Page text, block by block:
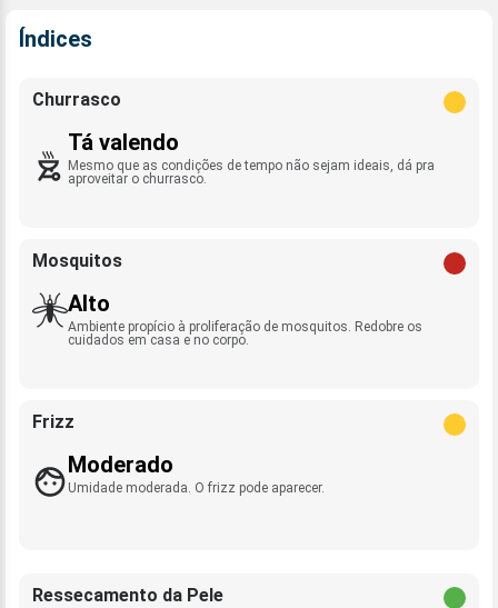
Índices
Churrasco
Tá valendo
Mesmo que as condições de tempo não sejam ideais, dá pra
aproveitar o churrasco.
Mosquitos
Alto
Ambiente propício à proliferação de mosquitos. Redobre os
cuidados em casa e no corpo.
Frizz
Moderado
Umidade moderada. O frizz pode aparecer.
Ressecamento da Pele